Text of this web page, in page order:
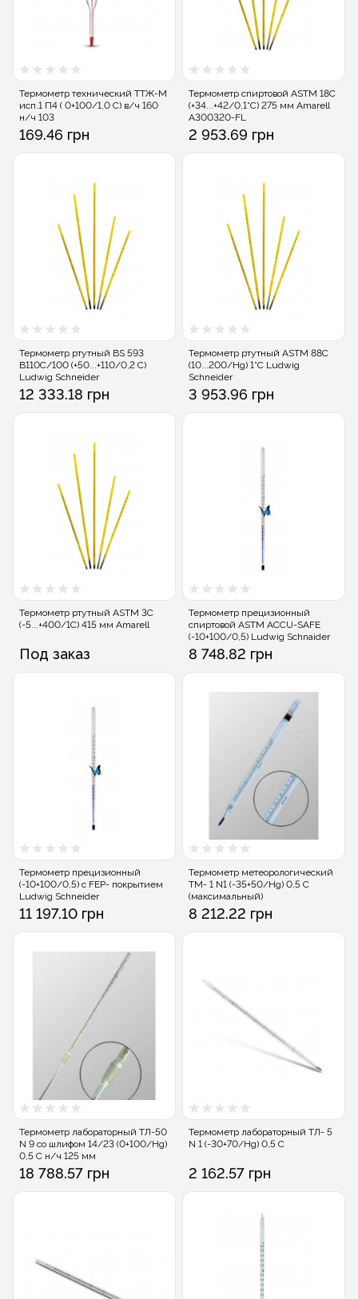
Термометр технический ТТЖ-М
исп.1 П4 ( 0+100/1,0 С) в/ч 160
н/ч 103
169.46 грн
Термометр спиртовой ASTM 18С
(+34...+42/0,1°C) 275 мм Amarell
A300320-FL
2 953.69 грн
Термометр ртутный BS 593
B110C/100 (+50...+110/0,2 C)
Ludwig Schneider
12 333.18 грн
Термометр ртутный ASTM 88C
(10...200/Hg) 1°C Ludwig
Schneider
3 953.96 грн
Термометр ртутный ASTM 3C
(-5...+400/1С) 415 мм Amarell
Под заказ
Термометр прецизионный
спиртовой ASTM ACCU-SAFE
(-10+100/0,5) Ludwig Schnaider
8 748.82 грн
Термометр прецизионный
(-10+100/0,5) с FEP- покрытием
Ludwig Schneider
11 197.10 грн
Термометр метеорологический
ТМ- 1 N1 (-35+50/Hg) 0,5 С
(максимальный)
8 212.22 грн
Термометр лабораторный ТЛ-50
N 9 со шлифом 14/23 (0+100/Hg)
0,5 С н/ч 125 мм
18 788.57 грн
Термометр лабораторный ТЛ- 5
N 1 (-30+70/Hg) 0,5 С
2 162.57 грн